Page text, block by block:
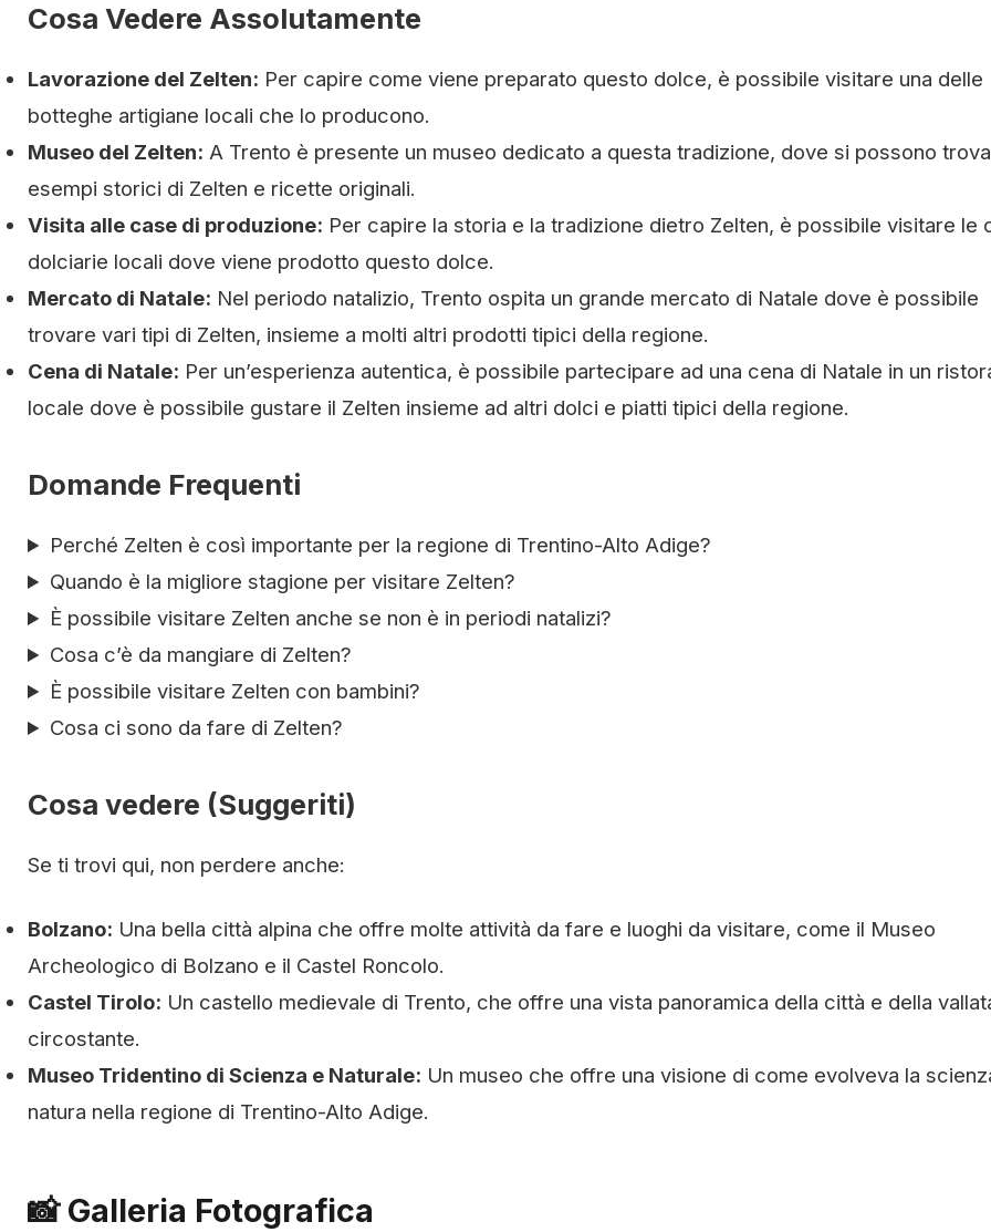
Cosa Vedere Assolutamente
Lavorazione del Zelten: Per capire come viene preparato questo dolce, è possibile visitare una delle
botteghe artigiane locali che lo producono.
Museo del Zelten: A Trento è presente un museo dedicato a questa tradizione, dove si possono
esempi storici di Zelten e ricette originali.
Visita alle case di produzione: Per capire la storia e la tradizione dietro Zelten, è possibile visitare le
dolciarie locali dove viene prodotto questo dolce.
Mercato di Natale: Nel periodo natalizio, Trento ospita un grande mercato di Natale dove è possibile
trovare vari tipi di Zelten, insieme a molti altri prodotti tipici della regione.
Cena di Natale: Per un’esperienza autentica, è possibile partecipare ad una cena di Natale in un
locale dove è possibile gustare il Zelten insieme ad altri dolci e piatti tipici della regione.
Domande Frequenti
Perché Zelten è così importante per la regione di Trentino-Alto Adige?
Quando è la migliore stagione per visitare Zelten?
È possibile visitare Zelten anche se non è in periodi natalizi?
Cosa c’è da mangiare di Zelten?
È possibile visitare Zelten con bambini?
Cosa ci sono da fare di Zelten?
Cosa vedere (Suggeriti)
Se ti trovi qui, non perdere anche:
Bolzano: Una bella città alpina che offre molte attività da fare e luoghi da visitare, come il Museo
Archeologico di Bolzano e il Castel Roncolo.
Castel Tirolo: Un castello medievale di Trento, che offre una vista panoramica della città e della
circostante.
Museo Tridentino di Scienza e Naturale: Un museo che offre una visione di come evolveva la
natura nella regione di Trentino-Alto Adige.
📸 Galleria Fotografica